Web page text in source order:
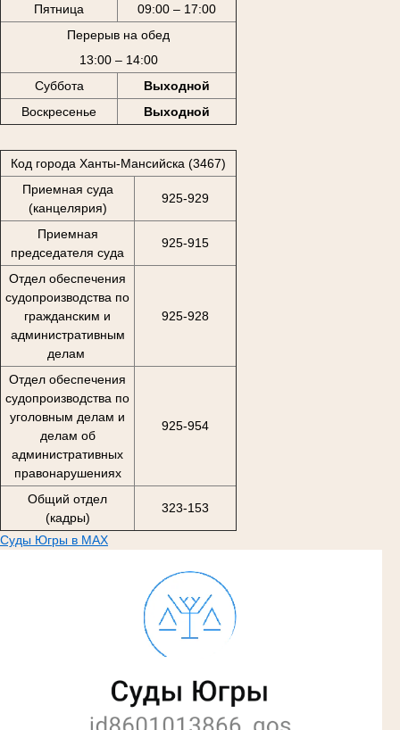
Пятница
09:00 – 17:00
Перерыв на обед
13:00 – 14:00
Суббота
Выходной
Воскресенье
Выходной
Код города Ханты-Мансийска (3467)
Приемная суда
(канцелярия)
925-929
Приемная
председателя суда
925-915
Отдел обеспечения
судопроизводства по
гражданским и
административным
делам
925-928
Отдел обеспечения
судопроизводства по
уголовным делам и
делам об
административных
правонарушениях
925-954
Общий отдел
(кадры)
323-153
Суды Югры в MAX